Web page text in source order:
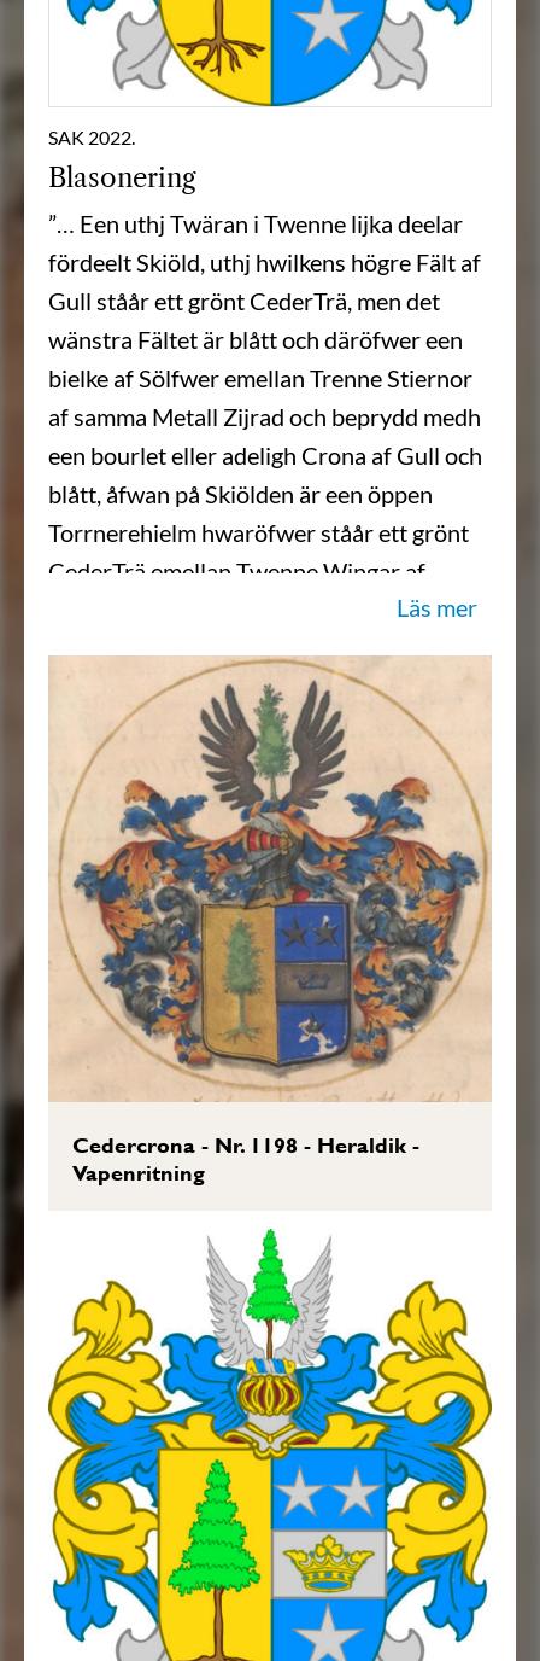
SAK 2022.
Blasonering
”… Een uthj Twäran i Twenne lijka deelar
fördeelt Skiöld, uthj hwilkens högre Fält af
Gull ståår ett grönt CederTrä, men det
wänstra Fältet är blått och däröfwer een
bielke af Sölfwer emellan Trenne Stiernor
af samma Metall Zijrad och beprydd medh
een bourlet eller adeligh Crona af Gull och
blått, åfwan på Skiölden är een öppen
Torrnerehielm hwaröfwer ståår ett grönt
CederTrä emellan Twenne Wingar af
Sölfwer. Crantzen och Löfwärket af Gull
blått och Sölfwer mängt och fördeelt,
aldeles som sielfwa Wapnet medh sine
egentelige färgor här hoos repræsenterat
och afmåhlat står, …”
Sköldebrevet i original, RHA.
Transkription: Karin Borgkvist Ljung,
2017-02-01.
Läs mer
Cedercrona - Nr. 1198 - Heraldik -
Vapenritning